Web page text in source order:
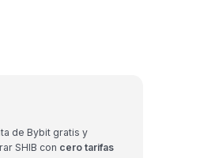
de Bybit gratis y
SHIB con cero tarifas